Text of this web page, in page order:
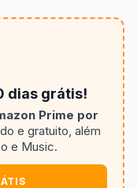
dias grátis!
Prime por
e gratuito, além
e Music.